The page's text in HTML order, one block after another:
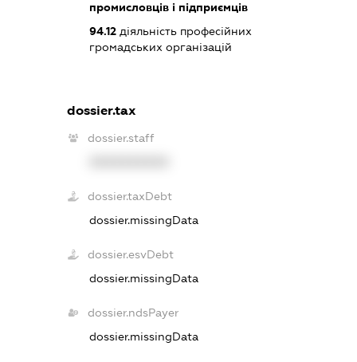
промисловців і підприємців
94.12 діяльність професійних
громадських організацій
dossier.tax
dossier.staff
dossier.taxDebt
dossier.missingData
dossier.esvDebt
dossier.missingData
dossier.ndsPayer
dossier.missingData